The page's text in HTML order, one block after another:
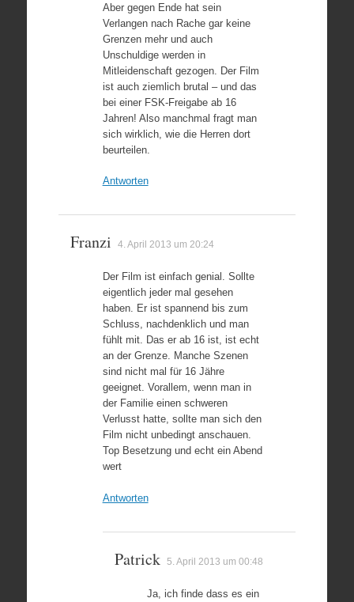
Aber gegen Ende hat sein
Verlangen nach Rache gar keine
Grenzen mehr und auch
Unschuldige werden in
Mitleidenschaft gezogen. Der Film
ist auch ziemlich brutal – und das
bei einer FSK-Freigabe ab 16
Jahren! Also manchmal fragt man
sich wirklich, wie die Herren dort
beurteilen.
Antworten
Franzi 4. April 2013 um 20:24
Der Film ist einfach genial. Sollte
eigentlich jeder mal gesehen
haben. Er ist spannend bis zum
Schluss, nachdenklich und man
fühlt mit. Das er ab 16 ist, ist echt
an der Grenze. Manche Szenen
sind nicht mal für 16 Jähre
geeignet. Vorallem, wenn man in
der Familie einen schweren
Verlusst hatte, sollte man sich den
Film nicht unbedingt anschauen.
Top Besetzung und echt ein Abend
wert
Antworten
Patrick 5. April 2013 um 00:48
Ja, ich finde dass es ein